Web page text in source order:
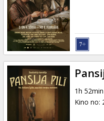
1h 52min
Kino no: